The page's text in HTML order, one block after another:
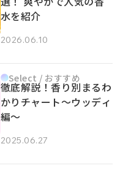
水を紹介
2026.06.10
Select / おすすめ
徹底解説！香り別まるわ
かりチャート～ウッディ
編～
2025.06.27